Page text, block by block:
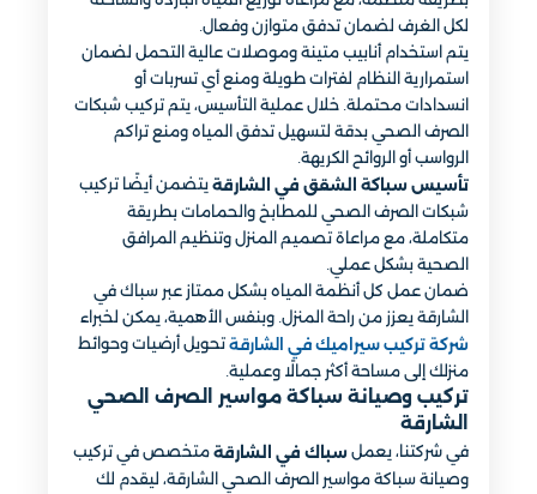
لكل الغرف لضمان تدفق متوازن وفعال.
يتم استخدام أنابيب متينة وموصلات عالية التحمل لضمان
استمرارية النظام لفترات طويلة ومنع أي تسربات أو
انسدادات محتملة. خلال عملية التأسيس، يتم تركيب شبكات
الصرف الصحي بدقة لتسهيل تدفق المياه ومنع تراكم
الرواسب أو الروائح الكريهة.
تأسيس سباكة الشقق في الشارقة يتضمن أيضًا تركيب
شبكات الصرف الصحي للمطابخ والحمامات بطريقة
متكاملة، مع مراعاة تصميم المنزل وتنظيم المرافق
الصحية بشكل عملي.
ضمان عمل كل أنظمة المياه بشكل ممتاز عبر سباك في
الشارقة يعزز من راحة المنزل. وبنفس الأهمية، يمكن لخبراء
شركة تركيب سيراميك في الشارقة تحويل أرضيات وحوائط
منزلك إلى مساحة أكثر جمالًا وعملية.
تركيب وصيانة سباكة مواسير الصرف الصحي
الشارقة
في شركتنا، يعمل سباك في الشارقة متخصص في تركيب
وصيانة سباكة مواسير الصرف الصحي الشارقة، ليقدم لك